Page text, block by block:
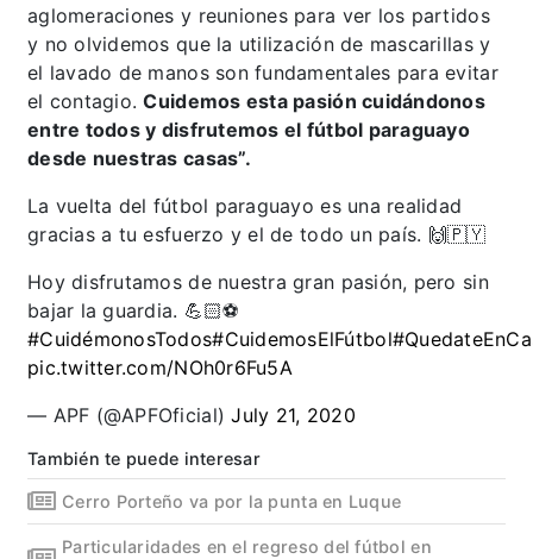
aglomeraciones y reuniones para ver los partidos
y no olvidemos que la utilización de mascarillas y
el lavado de manos son fundamentales para evitar
el contagio.Cuidemos esta pasión cuidándonos
entre todos y disfrutemos el fútbol paraguayo
desde nuestras casas”.
La vuelta del fútbol paraguayo es una realidad
gracias a tu esfuerzo y el de todo un país. 🙌🇵🇾
Hoy disfrutamos de nuestra gran pasión, pero sin
bajar la guardia. 💪🏻⚽
#CuidémonosTodos#CuidemosElFútbol
pic.twitter.com/NOh0r6Fu5A
— APF (@APFOficial)July 21, 2020
También te puede interesar
Cerro Porteño va por la punta en Luque
Particularidades en el regreso del fútbol en